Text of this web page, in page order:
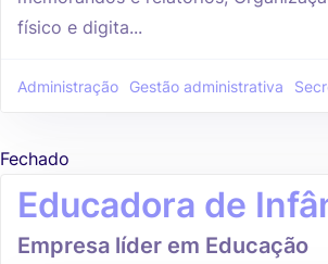
físico e digita...
Administração Gestão administrativa
Fechado
Educadora de
Empresa líder em Educação